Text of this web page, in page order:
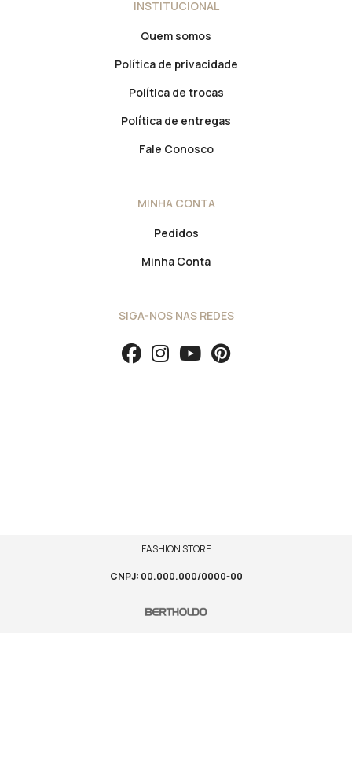
INSTITUCIONAL
Quem somos
Política de privacidade
Política de trocas
Política de entregas
Fale Conosco
MINHA CONTA
Pedidos
Minha Conta
SIGA-NOS NAS REDES
FASHION STORE
CNPJ: 00.000.000/0000-00